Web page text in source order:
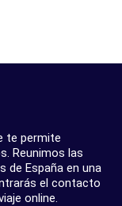
te permite
Reunimos las
España en una
el contacto
online.